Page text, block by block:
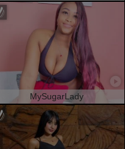
MySugarLady